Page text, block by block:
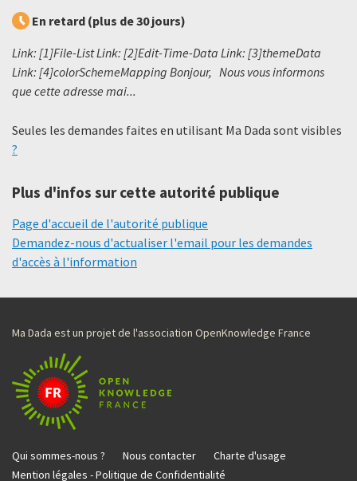
En retard (plus de 30 jours)
Link: [1]File-List Link: [2]Edit-Time-Data Link: [3]themeData
Link: [4]colorSchemeMapping Bonjour, Nous vous informons
que cette adresse mai...
Seules les demandes faites en utilisant Ma Dada sont visibles
?
Plus d'infos sur cette autorité publique
Page d'accueil de l'autorité publique
Demandez-nous d'actualiser l'email pour les demandes
d'accès à l'information
Ma Dada est un projet de l'association OpenKnowledge France
Qui sommes-nous ? Nous contacter
Charte d'usage
Mention légales - Politique de Confidentialité